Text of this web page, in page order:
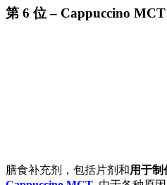
第 6 位 – Cappuccino MCT
膳食补充剂，包括片剂和用于制